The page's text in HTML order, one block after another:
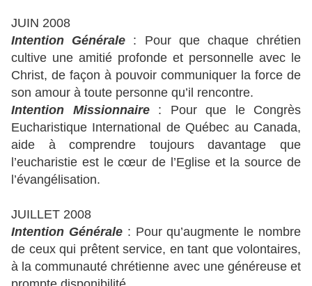
JUIN 2008
Intention Générale : Pour que chaque chrétien
cultive une amitié profonde et personnelle avec le
Christ, de façon à pouvoir communiquer la force de
son amour à toute personne qu’il rencontre.
Intention Missionnaire: Pour que le Congrès
Eucharistique International de Québec au Canada,
aide à comprendre toujours davantage que
l’eucharistie est le cœur de l’Eglise et la source de
l’évangélisation.
JUILLET 2008
Intention Générale: Pour qu’augmente le nombre
de ceux qui prêtent service, en tant que volontaires,
à la communauté chrétienne avec une généreuse et